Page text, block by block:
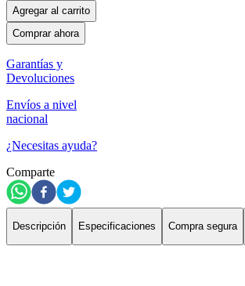
Agregar al carrito
Comprar ahora
Garantías y
Devoluciones
Envíos a nivel
nacional
¿Necesitas ayuda?
Comparte
Descripción Especificaciones Compra segura